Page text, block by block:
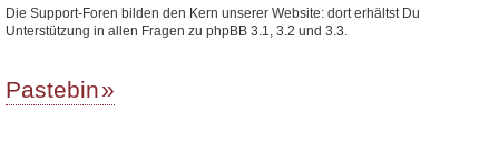
Die Support-Foren bilden den Kern unserer Website: dort erhältst Du
Unterstützung in allen Fragen zu phpBB 3.1, 3.2 und 3.3.
Pastebin